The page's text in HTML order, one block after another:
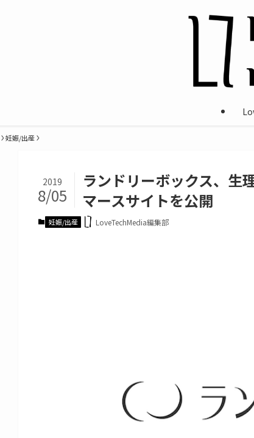
妊娠/出産
ランドリーボックス、生
マースサイトを公開
2019
8/05
妊娠/出産 LoveTechMedia編集部